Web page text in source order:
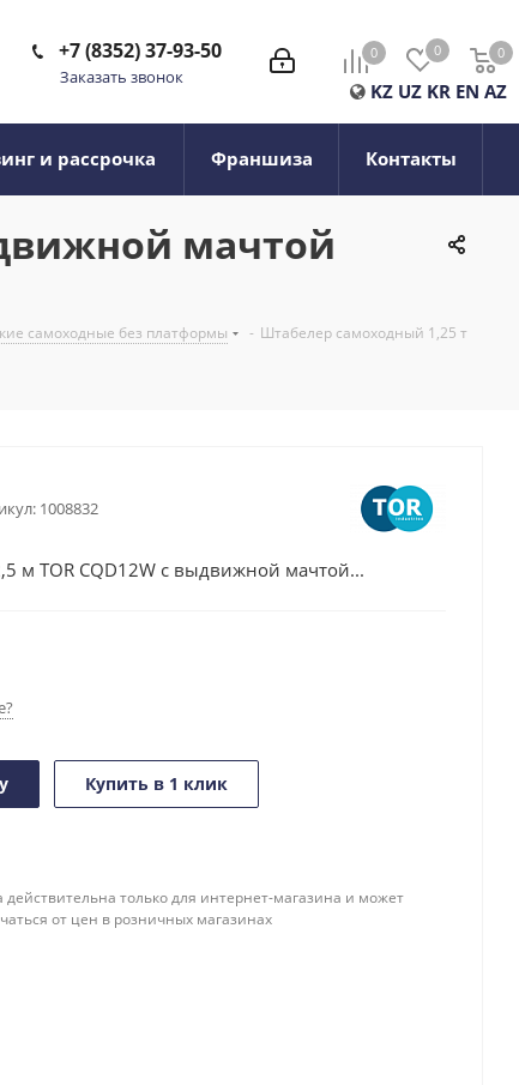
0 0 0
0
KZ UZ KR EN AZ
+7 (8352) 37-93-50
Заказать звонок
и рассрочка Франшиза Контакты
мачтой
самоходные без платформы - Штабелер самоходный 1,25 т
1008832
м TOR CQD12W с выдвижной мачтой...
Купить в 1 клик
действительна только для интернет-магазина и может
от цен в розничных магазинах